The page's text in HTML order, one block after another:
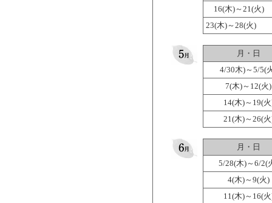
16(木)～21(火)
23(木)～28(火)
月・日
4/30木)～5/5(
7(木)～12(火)
14(木)～19(
21(木)～26(
月・日
5/28(木)～6/2(
4(木)～9(火)
11(木)～16(